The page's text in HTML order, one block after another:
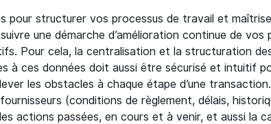
pour structurer vos processus de travail et
une démarche d’amélioration continue de vos
Pour cela, la centralisation et la structuration
à ces données doit aussi être sécurisé et intuitif
les obstacles à chaque étape d’une
(conditions de règlement, délais,
actions passées, en cours et à venir, et aussi la